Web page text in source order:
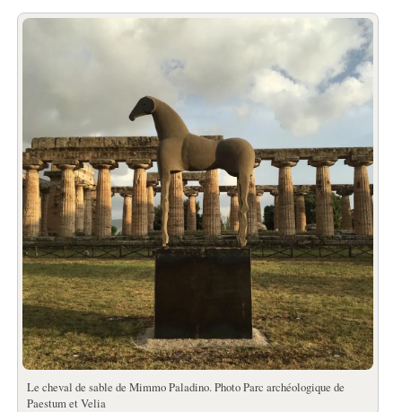
Le cheval de sable de Mimmo Paladino. Photo Parc archéologique de
Paestum et Velia